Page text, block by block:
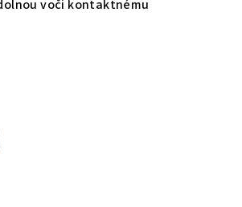
voči kontaktnému